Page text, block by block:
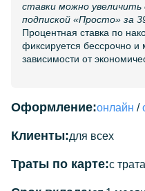
ставки можно увеличить
подпиской «Просто» за
Процентная ставка по
фиксируется бессрочно
зависимости от
Оформление:онлайн /
Клиенты:для всех
Траты по карте:с